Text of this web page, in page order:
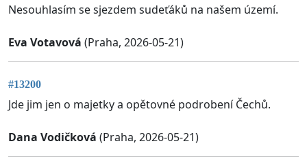
Nesouhlasím se sjezdem sudeťáků na našem území.
Eva Votavová (Praha, 2026-05-21)
#13200
Jde jim jen o majetky a opětovné podrobení Čechů.
Dana Vodičková (Praha, 2026-05-21)